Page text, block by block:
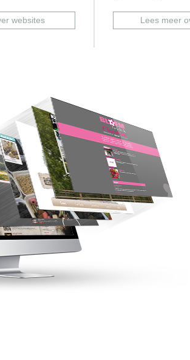
websites Lees meer